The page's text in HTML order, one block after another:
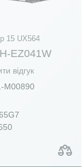
15 UX564
EZ041W
відгук
M00890